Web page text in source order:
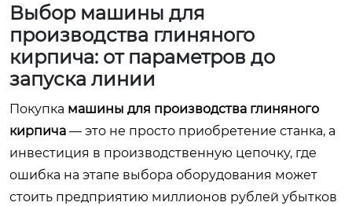
Выбор машины для
производства глиняного
кирпича: от параметров до
запуска линии
Покупка машины для производства глиняного
кирпича — это не просто приобретение станка, а
инвестиция в производственную цепочку, где
ошибка на этапе выбора оборудования может
стоить предприятию миллионов рублей убытков